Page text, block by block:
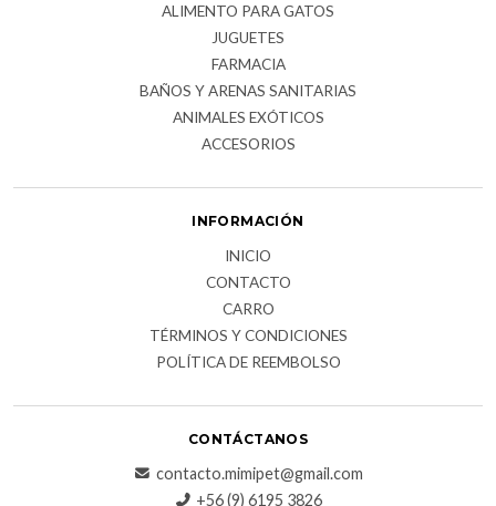
ALIMENTO PARA GATOS
JUGUETES
FARMACIA
BAÑOS Y ARENAS SANITARIAS
ANIMALES EXÓTICOS
ACCESORIOS
INFORMACIÓN
INICIO
CONTACTO
CARRO
TÉRMINOS Y CONDICIONES
POLÍTICA DE REEMBOLSO
CONTÁCTANOS
contacto.mimipet@gmail.com
+56 (9) 6195 3826